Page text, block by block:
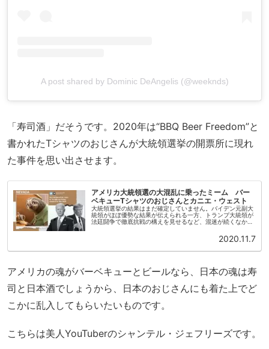
A post shared by Dominic DeAngelis (@weeknds)
「寿司酒」だそうです。2020年は“BBQ Beer Freedom”と
書かれたTシャツのおじさんが大統領選挙の開票所に現れ
た事件を思い出させます。
アメリカ大統領選の大混乱に乗ったミーム バー
ベキューTシャツのおじさんとカニエ・ウェスト
大統領選挙の結果はまだ確定していません。バイデン元副大
統領がほぼ優勢な結果が伝えられる一方、トランプ大統領が
法廷闘争で徹底抗戦の構えを見せるなど、混迷が続くなか楽
2020.11.7
アメリカの魂がバーベキューとビールなら、日本の魂は寿
司と日本酒でしょうから、日本のおじさんにも着た上でど
こかに乱入してもらいたいものです。
こちらは美人YouTuberのシャンテル・ジェフリーズです。